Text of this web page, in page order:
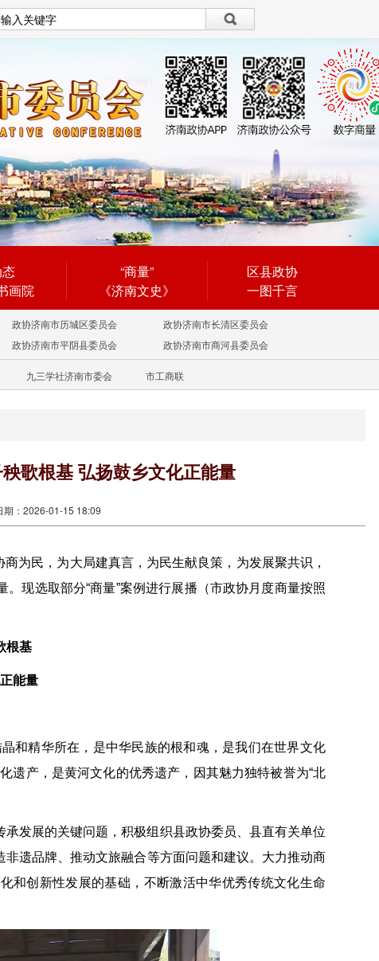
繁體
画院
“商量”
《济南文史》
区县政协
一图千言
政协济南市历城区委员会
政协济南市长清区委员会
政协济南市平阴县委员会 政协济南市商河县委员会
九三学社济南市委会 市工商联
歌根基 弘扬鼓乡文化正能量
期：2026-01-15 18:09
为民，为大局建真言，为民生献良策，为发展聚共识，
现选取部分“商量”案例进行展播（市政协月度商量按照
根基
能量
和精华所在，是中华民族的根和魂，是我们在世界文化
遗产，是黄河文化的优秀遗产，因其魅力独特被誉为“北
发展的关键问题，积极组织县政协委员、县直有关单位
遗品牌、推动文旅融合等方面问题和建议。大力推动商
和创新性发展的基础，不断激活中华优秀传统文化生命